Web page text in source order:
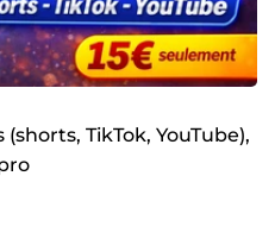
TikTok, YouTube),